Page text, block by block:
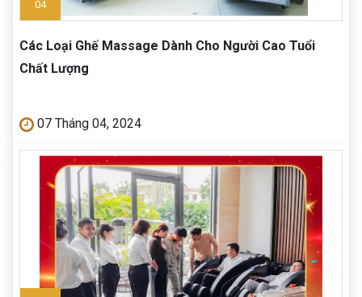
04
Các Loại Ghế Massage Dành Cho Người Cao Tuổi
Chất Lượng
07 Tháng 04, 2024